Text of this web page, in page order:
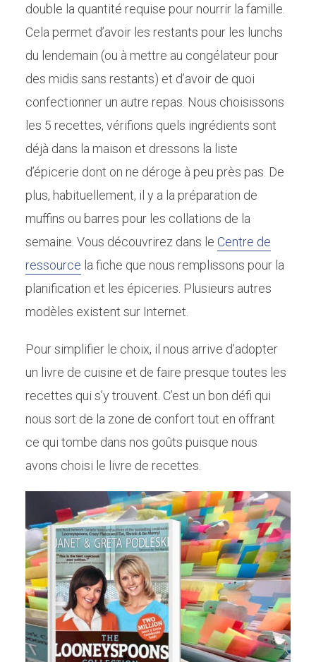
double la quantité requise pour nourrir la famille.
Cela permet d’avoir les restants pour les lunchs
du lendemain (ou à mettre au congélateur pour
des midis sans restants) et d’avoir de quoi
confectionner un autre repas. Nous choisissons
les 5 recettes, vérifions quels ingrédients sont
déjà dans la maison et dressons la liste
d’épicerie dont on ne déroge à peu près pas. De
plus, habituellement, il y a la préparation de
muffins ou barres pour les collations de la
semaine. Vous découvrirez dans le Centre de
ressource la fiche que nous remplissons pour la
planification et les épiceries. Plusieurs autres
modèles existent sur Internet.
Pour simplifier le choix, il nous arrive d’adopter
un livre de cuisine et de faire presque toutes les
recettes qui s’y trouvent. C’est un bon défi qui
nous sort de la zone de confort tout en offrant
ce qui tombe dans nos goûts puisque nous
avons choisi le livre de recettes.